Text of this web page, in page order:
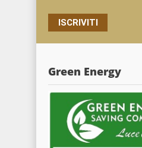
ISCRIVITI
Green Energy